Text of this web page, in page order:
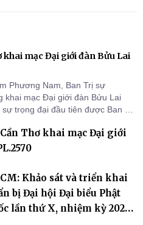
khai mạc Đại giới đàn Bửu Lai
Phương Nam, Ban Trị sự
khai mạc Đại giới đàn Bửu Lai
trọng đại đầu tiên được Ban Trị
công tác truyền giới, đào tạo
g
Thơ khai mạc Đại giới
Khảo sát và triển khai
bị Đại hội Đại biểu Phật
lần thứ X, nhiệm kỳ 2026-